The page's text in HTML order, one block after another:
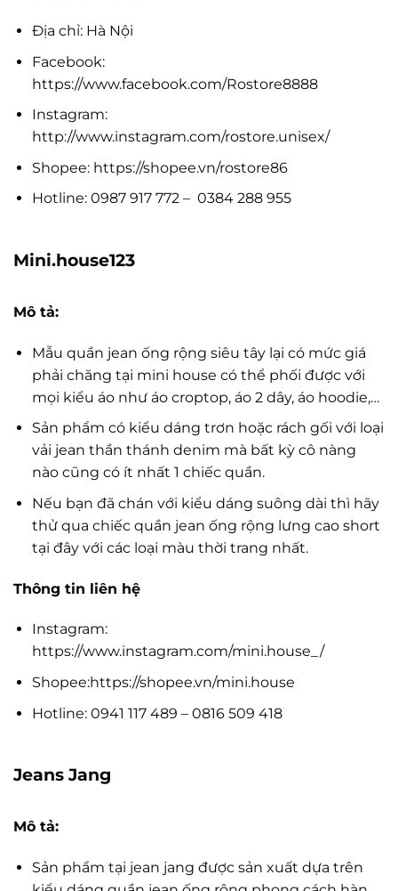
Địa chỉ: Hà Nội
Facebook:
https://www.facebook.com/Rostore8888
Instagram:
http://www.instagram.com/rostore.unisex/
Shopee: https://shopee.vn/rostore86
Hotline: 0987 917 772 – 0384 288 955
Mini.house123
Mô tả:
Mẫu quần jean ống rộng siêu tây lại có mức giá
phải chăng tại mini house có thể phối được với
mọi kiểu áo như áo croptop, áo 2 dây, áo hoodie,…
Sản phẩm có kiểu dáng trơn hoặc rách gối với loại
vải jean thần thánh denim mà bất kỳ cô nàng
nào cũng có ít nhất 1 chiếc quần.
Nếu bạn đã chán với kiểu dáng suông dài thì hãy
thử qua chiếc quần jean ống rộng lưng cao short
tại đây với các loại màu thời trang nhất.
Thông tin liên hệ
Instagram:
https://www.instagram.com/mini.house_/
Shopee:https://shopee.vn/mini.house
Hotline: 0941 117 489 – 0816 509 418
Jeans Jang
Mô tả:
Sản phẩm tại jean jang được sản xuất dựa trên